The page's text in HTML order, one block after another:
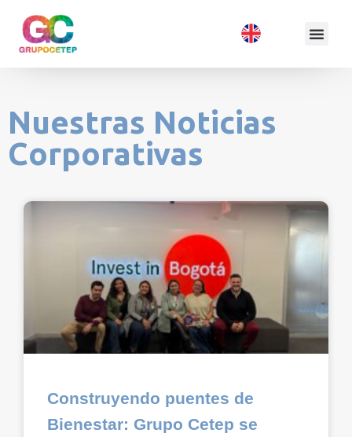
Nuestras Noticias
Corporativas
Construyendo puentes de
Bienestar: Grupo Cetep se